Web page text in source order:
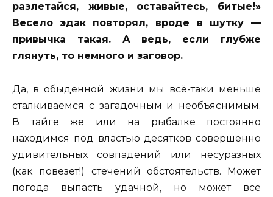
разлетайся, живые, оставайтесь, битые!»
Весело эдак повторял, вроде в шутку —
привычка такая. А ведь, если глубже
глянуть, то немного и заговор.
Да, в обыденной жизни мы всё-таки меньше
сталкиваемся с загадочным и необъяснимым.
В тайге же или на рыбалке постоянно
находимся под властью десятков совершенно
удивительных совпадений или несуразных
(как повезет!) стечений обстоятельств. Может
погода выпасть удачной, но может всё